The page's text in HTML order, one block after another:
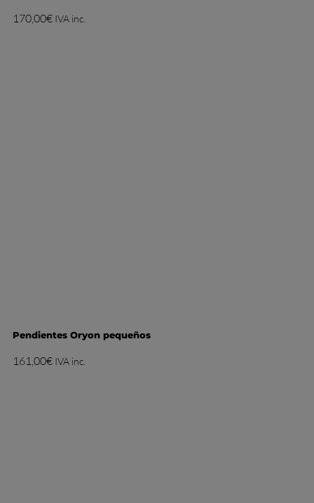
170,00€ IVA inc.
Pendientes Oryon pequeños
161,00€ IVA inc.